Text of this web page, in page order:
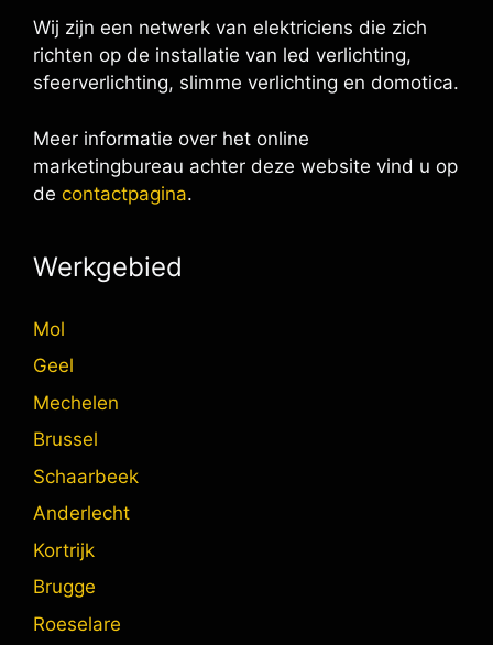
Wij zijn een netwerk van elektriciens die zich
richten op de installatie van led verlichting,
sfeerverlichting, slimme verlichting en domotica.
Meer informatie over het online
marketingbureau achter deze website vind u op
de contactpagina.
Werkgebied
Mol
Geel
Mechelen
Brussel
Schaarbeek
Anderlecht
Kortrijk
Brugge
Roeselare